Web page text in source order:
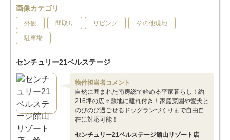
画像カテゴリ
外観 間取り リビング その他現地
駐車場
センチュリー21ベルステージ
物件担当者コメント
自然に囲まれた南房総で始める平家暮らし！約
216坪の広々敷地に離れ付き！家庭菜園や愛犬と
のびのび過ごせるドッグランづくりまで自由自
在に対応可能！
センチュリー21ベルステージ館山リゾート店